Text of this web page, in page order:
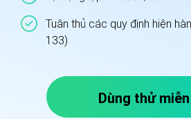
Tuân thủ các quy định hiện
133)
Dùng thử